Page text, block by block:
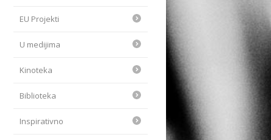
EU Projekti
U medijima
Kinoteka
Biblioteka
Inspirativno